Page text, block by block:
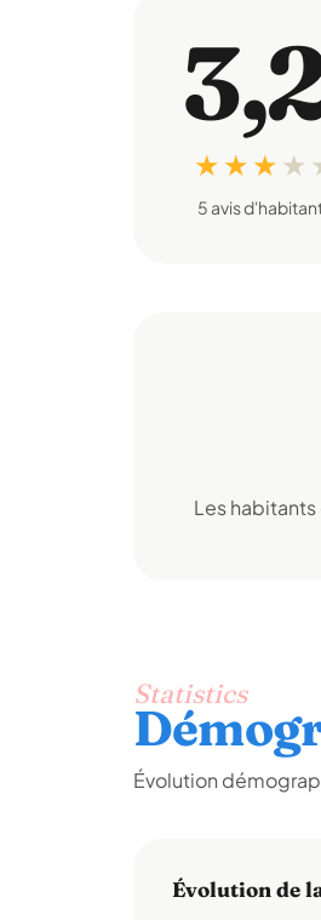
★ ★ ★ ★
5 avis
Les
Statistics
Évolution
Évolution de